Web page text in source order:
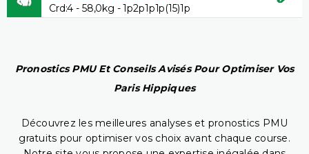
Crd:4 - 58,0kg - 1p2p1p1p(15)1p
Pronostics PMU Et Conseils Avisés Pour Optimiser Vos
Paris Hippiques
Découvrez les meilleures analyses et pronostics PMU
gratuits pour optimiser vos choix avant chaque course.